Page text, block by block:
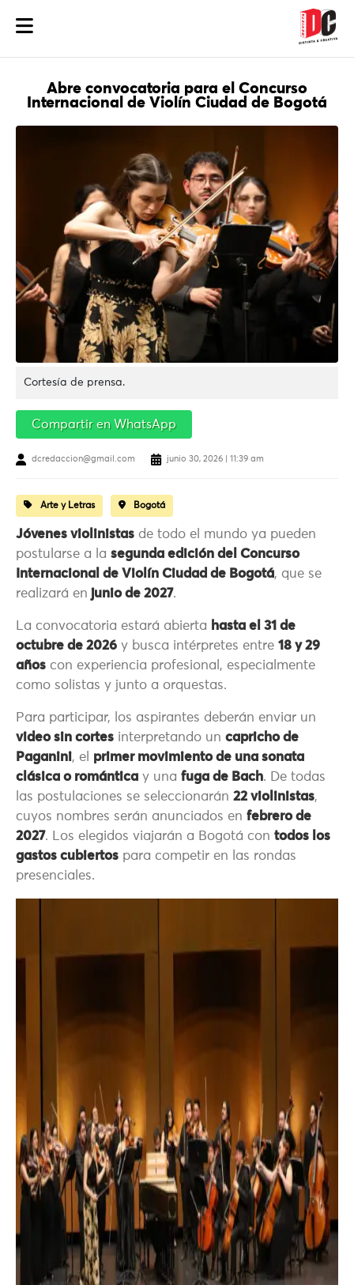
Abre convocatoria para el Concurso
Internacional de Violín Ciudad de Bogotá
Cortesía de prensa.
Compartir en WhatsApp
dcredaccion@gmail.com junio 30, 2026 | 11:39 am
Arte y Letras Bogotá
Jóvenes violinistas de todo el mundo ya pueden
postularse a la segunda edición del Concurso
Internacional de Violín Ciudad de Bogotá, que se
realizará en junio de 2027.
La convocatoria estará abierta hasta el 31 de
octubre de 2026 y busca intérpretes entre 18 y 29
años con experiencia profesional, especialmente
como solistas y junto a orquestas.
Para participar, los aspirantes deberán enviar un
video sin cortes interpretando un capricho de
Paganini, el primer movimiento de una sonata
clásica o romántica y una fuga de Bach. De todas
las postulaciones se seleccionarán 22 violinistas,
cuyos nombres serán anunciados en febrero de
2027. Los elegidos viajarán a Bogotá con todos los
gastos cubiertos para competir en las rondas
presenciales.